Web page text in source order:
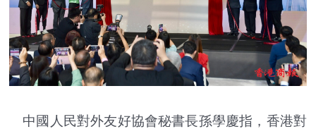
中國人民對外友好協會秘書長孫學慶指，香港對